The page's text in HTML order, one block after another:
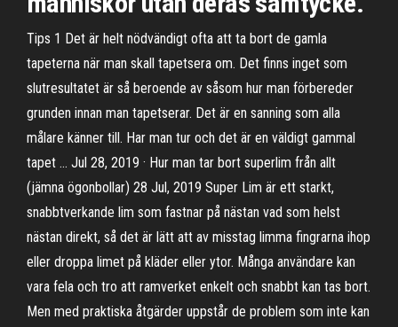
Tips 1 Det är helt nödvändigt ofta att ta bort de gamla
tapeterna när man skall tapetsera om. Det finns inget som
slutresultatet är så beroende av såsom hur man förbereder
grunden innan man tapetserar. Det är en sanning som alla
målare känner till. Har man tur och det är en väldigt gammal
tapet … Jul 28, 2019 · Hur man tar bort superlim från allt
(jämna ögonbollar) 28 Jul, 2019 Super Lim är ett starkt,
snabbtverkande lim som fastnar på nästan vad som helst
nästan direkt, så det är lätt att av misstag limma fingrarna ihop
eller droppa limet på kläder eller ytor. Många användare kan
vara fela och tro att ramverket enkelt och snabbt kan tas bort.
Men med praktiska åtgärder uppstår de problem som inte kan